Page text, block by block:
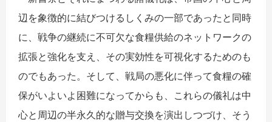
辺を象徴的に結びつけるしくみの一部であったと同時
に、戦争の継続に不可欠な食糧供給のネットワークの
拡張と強化を支え、その実効性を可視化するためのも
のでもあった。そして、戦局の悪化に伴って食糧の確
保がいよいよ困難になってからも、これらの儀礼は中
心と周辺の半永久的な贈与交換を演出しつづけ、そう